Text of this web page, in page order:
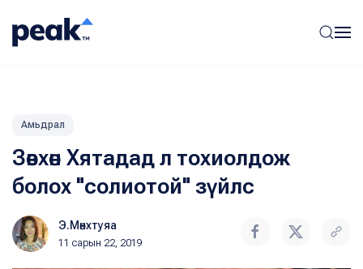
Амьдрал
Зөвхөн Хятадад л тохиолдож
болох "солиотой" зүйлс
Э.Мөнхтуяа
11 сарын 22, 2019